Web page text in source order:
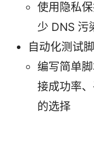
使用隐私
少 DNS 污
自动化测试
编写简单
接成功率
的选择